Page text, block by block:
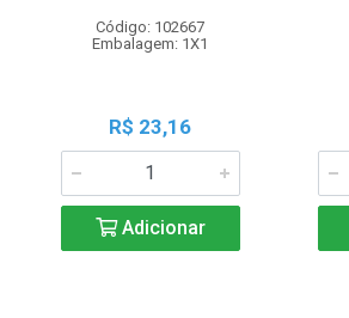
Código: 102667
Embalagem: 1X1
R$ 23,16
Adicionar